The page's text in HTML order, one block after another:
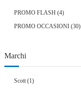
PROMO FLASH 44
PROMO OCCASIONI 3030
Marchi
Scott (1)